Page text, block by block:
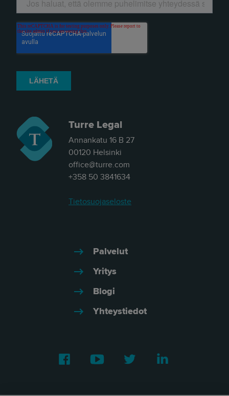
Turre Legal
Annankatu 16 B 27
00120 Helsinki
office@turre.com
+358 50 3841634
Tietosuojaseloste
Palvelut
Yritys
Blogi
Yhteystiedot
Facebook Youtube Twitter